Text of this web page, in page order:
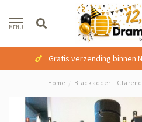
MENU
Gratis verzending binnen
Home Blackadder -